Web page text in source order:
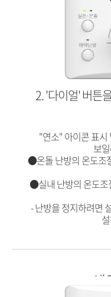
2. '다이얼' 버튼
"연소" 아이콘 표시
보
●온돌 난방의 온도조
●실내 난방의 온도
- 난방을 정지하려면
예